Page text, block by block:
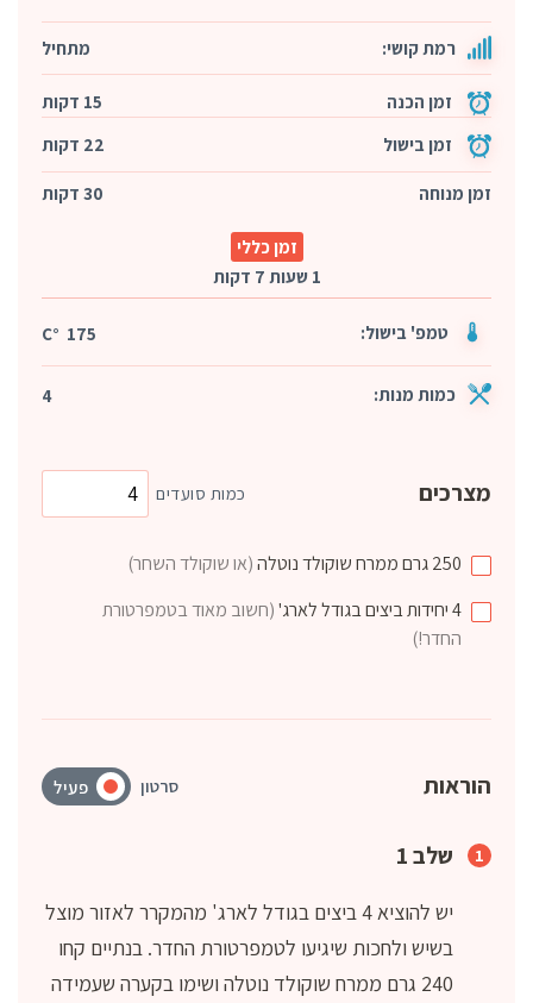
רמת קושי: מתחיל
זמן הכנה
15 דקות
זמן בישול
22 דקות
זמן מנוחה 30 דקות
זמן כללי
1 שעות 7 דקות
טמפ' בישול: 175 °C
כמות מנות: 4
מצרכים כמות סועדים
250גרםממרח שוקולד נוטלה(או שוקולד השחר)
4יחידותביצים בגודל לארג'(חשוב מאוד בטמפרטורת
החדר!)
הוראות סרטון פעיל
שלב 1
יש להוציא 4 ביצים בגודל לארג' מהמקרר לאזור מוצל
בשיש ולחכות שיגיעו לטמפרטורת החדר. בנתיים קחו
240 גרם ממרח שוקולד נוטלה ושימו בקערה שעמידה